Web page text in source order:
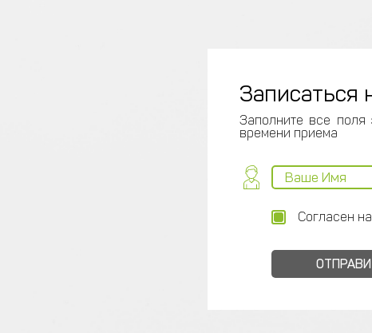
Записаться
Заполните все поля
времени приема
Согласен